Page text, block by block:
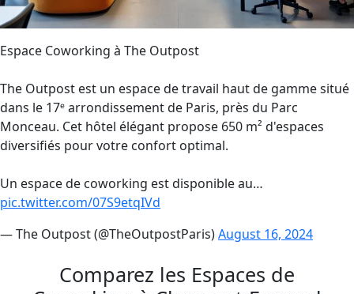
Espace Coworking à The Outpost
The Outpost est un espace de travail haut de gamme situé
dans le 17ᵉ arrondissement de Paris, près du Parc
Monceau. Cet hôtel élégant propose 650 m² d'espaces
diversifiés pour votre confort optimal.
Un espace de coworking est disponible au…
pic.twitter.com/07S9etqIVd
— The Outpost (@TheOutpostParis)August 16, 2024
Comparez les Espaces de